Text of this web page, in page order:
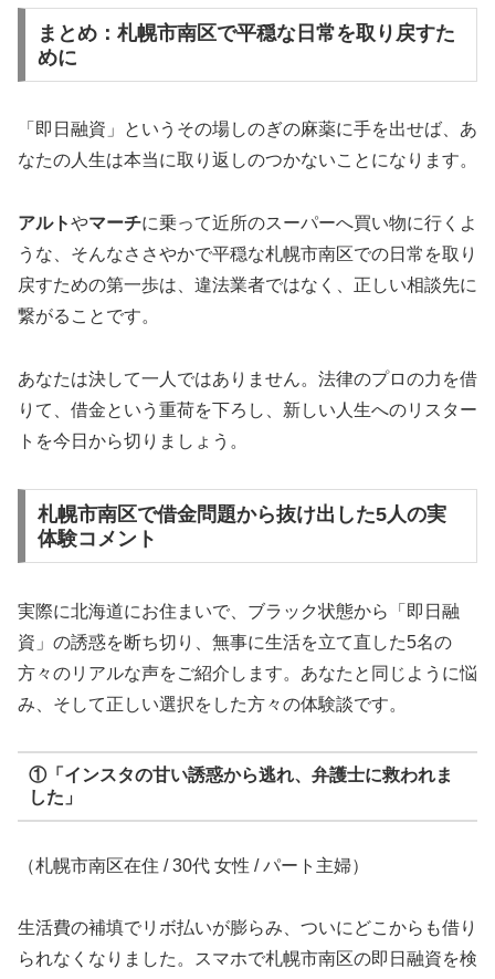
まとめ：札幌市南区で平穏な日常を取り戻すた
めに
「即日融資」というその場しのぎの麻薬に手を出せば、あ
なたの人生は本当に取り返しのつかないことになります。
アルトやマーチに乗って近所のスーパーへ買い物に行くよ
うな、そんなささやかで平穏な札幌市南区での日常を取り
戻すための第一歩は、違法業者ではなく、正しい相談先に
繋がることです。
あなたは決して一人ではありません。法律のプロの力を借
りて、借金という重荷を下ろし、新しい人生へのリスター
トを今日から切りましょう。
札幌市南区で借金問題から抜け出した5人の実
体験コメント
実際に北海道にお住まいで、ブラック状態から「即日融
資」の誘惑を断ち切り、無事に生活を立て直した5名の
方々のリアルな声をご紹介します。あなたと同じように悩
み、そして正しい選択をした方々の体験談です。
①「インスタの甘い誘惑から逃れ、弁護士に救われま
した」
（札幌市南区在住 / 30代 女性 / パート主婦）
生活費の補填でリボ払いが膨らみ、ついにどこからも借り
られなくなりました。スマホで札幌市南区の即日融資を検